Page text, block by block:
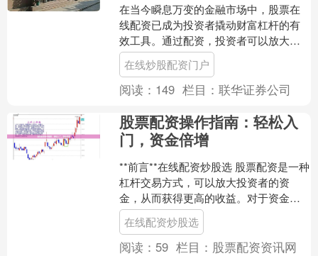
在当今瞬息万变的金融市场中，股票在
线配资已成为投资者撬动财富杠杆的有
效工具。通过配资，投资者可以放大其
投资资金，从而获得更高的潜在收益。
**什么是股票在线配资....
在线炒股配资门户
阅读： 149 栏目：联华证券公司
股票配资操作指南：轻松入
门，资金倍增
**前言**在线配资炒股选 股票配资是一种
杠杆交易方式，可以放大投资者的资
金，从而获得更高的收益。对于资金有
限的投资者来说，股票配资是一个不错
的选择。本文将详细....
在线配资炒股选
阅读： 59 栏目： 股票配资资讯网